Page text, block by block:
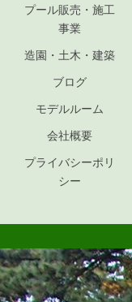
プール販売・施工
事業
造園・土木・建築
ブログ
モデルルーム
会社概要
プライバシーポリ
シー